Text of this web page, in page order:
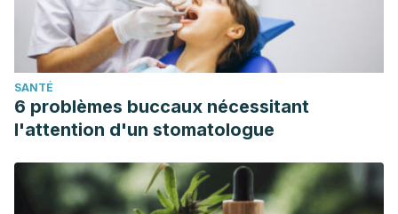
SANTÉ
6 problèmes buccaux nécessitant
l'attention d'un stomatologue